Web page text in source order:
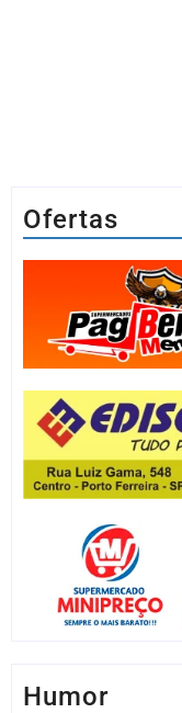
Ofertas
Humor